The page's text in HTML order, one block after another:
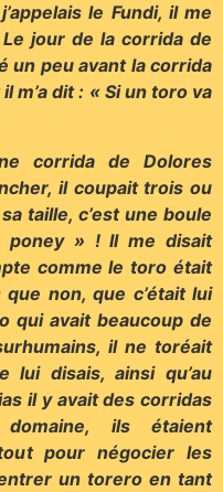
le Fundi, il me
jour de la corrida de
un peu avant la corrida
m’a dit : « Si un toro va
corrida de Dolores
il coupait trois ou
taille, c’est une boule
poney » ! Il me disait
comme le toro était
non, que c’était lui
qui avait beaucoup de
il ne toréait
lui disais, ainsi qu’au
il y avait des corridas
ils étaient
pour négocier les
un torero en tant